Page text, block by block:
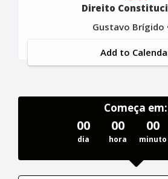
Direito
Gustavo Brígido
Add to
Começa em:
00
dia
00
hora
00
minuto